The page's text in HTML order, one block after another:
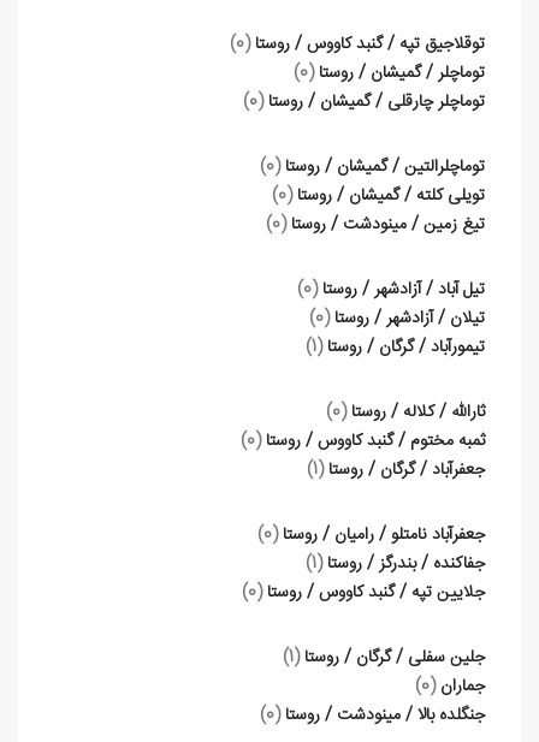
توقلاجیق تپه / گنبد کاووس / روستا (0)
توماچلر / گمیشان / روستا (0)
توماچلر چارقلی / گمیشان / روستا (0)
توماچلرالتین / گمیشان / روستا (0)
تویلی کلته / گمیشان / روستا (0)
تیغ زمین / مینودشت / روستا (0)
تیل آباد / آزادشهر / روستا (0)
تیلان / آزادشهر / روستا (0)
تیمورآباد / گرگان / روستا (1)
ثارالله / کلاله / روستا (0)
ثمبه مختوم / گنبد کاووس / روستا (0)
جعفرآباد / گرگان / روستا (1)
جعفرآباد نامتلو / رامیان / روستا (0)
جفاکنده / بندرگز / روستا (1)
جلایین تپه / گنبد کاووس / روستا (0)
جلین سفلی / گرگان / روستا (1)
جماران (0)
جنگلده بالا / مینودشت / روستا (0)